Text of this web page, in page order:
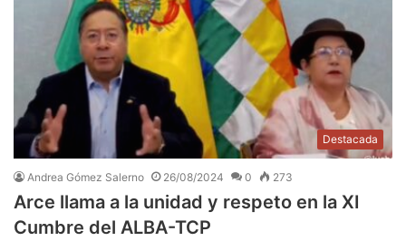
Destacada
Andrea Gómez Salerno 26/08/2024 0 273
Arce llama a la unidad y respeto en la XI
Cumbre del ALBA-TCP